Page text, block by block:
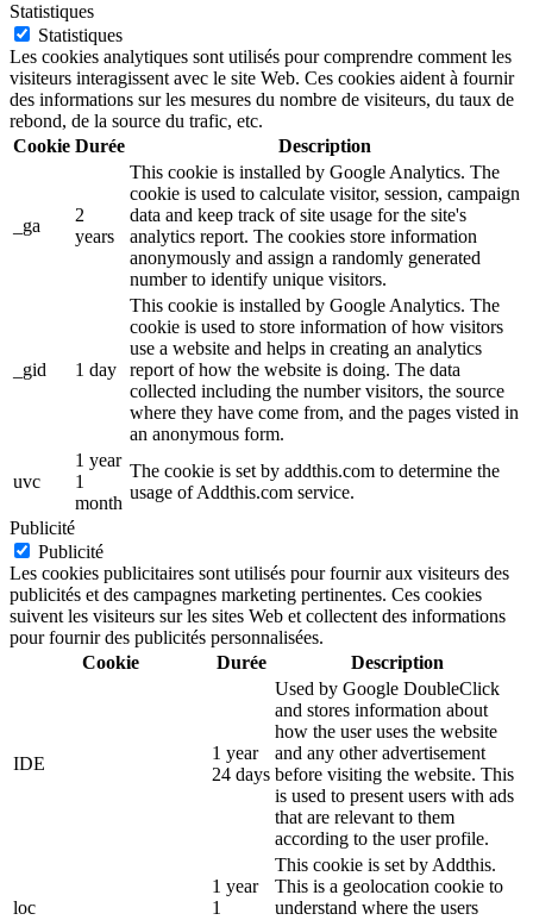
Statistiques
Statistiques
Les cookies analytiques sont utilisés pour comprendre comment les
visiteurs interagissent avec le site Web. Ces cookies aident à fournir
des informations sur les mesures du nombre de visiteurs, du taux de
rebond, de la source du trafic, etc.
Cookie Durée Description
_ga
2
years
This cookie is installed by Google Analytics. The
cookie is used to calculate visitor, session, campaign
data and keep track of site usage for the site's
analytics report. The cookies store information
anonymously and assign a randomly generated
number to identify unique visitors.
_gid 1 day
This cookie is installed by Google Analytics. The
cookie is used to store information of how visitors
use a website and helps in creating an analytics
report of how the website is doing. The data
collected including the number visitors, the source
where they have come from, and the pages visted in
an anonymous form.
uvc
1 year
1
month
The cookie is set by addthis.com to determine the
usage of Addthis.com service.
Publicité
Publicité
Les cookies publicitaires sont utilisés pour fournir aux visiteurs des
publicités et des campagnes marketing pertinentes. Ces cookies
suivent les visiteurs sur les sites Web et collectent des informations
pour fournir des publicités personnalisées.
Cookie
Durée Description
IDE
1 year
24 days
Used by Google DoubleClick
and stores information about
how the user uses the website
and any other advertisement
before visiting the website. This
is used to present users with ads
that are relevant to them
according to the user profile.
loc
1 year
1
This cookie is set by Addthis.
This is a geolocation cookie to
understand where the users